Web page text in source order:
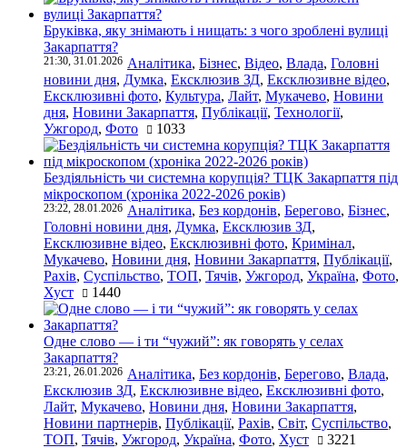
Бруківка, яку знімають і нищать: з чого зроблені вулиці
Закарпаття?
21:30, 31.01.2026 Аналітика, Бізнес, Відео, Влада, Головні
новини дня, Думка, Ексклюзив ЗД, Ексклюзивне відео,
Ексклюзивні фото, Культура, Лайт, Мукачево, Новини
дня, Новини Закарпаття, Публікації, Технології,
Ужгород, Фото 1033
Бездіяльність чи системна корупція? ТЦК Закарпаття під
мікроскопом (хроніка 2022-2026 років)
23:22, 28.01.2026 Аналітика, Без кордонів, Берегово, Бізнес,
Головні новини дня, Думка, Ексклюзив ЗД,
Ексклюзивне відео, Ексклюзивні фото, Кримінал,
Мукачево, Новини дня, Новини Закарпаття, Публікації,
Рахів, Суспільство, ТОП, Тячів, Ужгород, Україна, Фото,
Хуст
1440
Одне слово — і ти “чужий”: як говорять у селах
Закарпаття?
23:21, 26.01.2026 Аналітика, Без кордонів, Берегово, Влада,
Ексклюзив ЗД, Ексклюзивне відео, Ексклюзивні фото,
Лайт, Мукачево, Новини дня, Новини Закарпаття,
Новини партнерів, Публікації, Рахів, Світ, Суспільство,
ТОП, Тячів, Ужгород, Україна, Фото, Хуст 3221